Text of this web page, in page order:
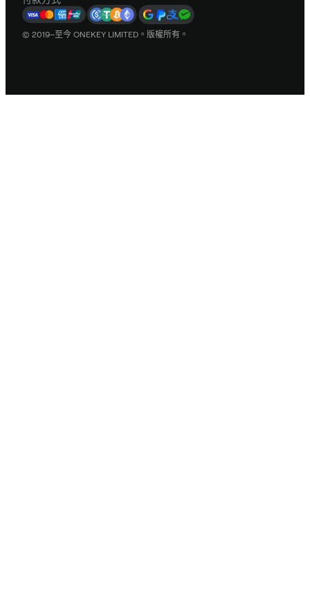
© 2019–至今 ONEKEY LIMITED。版權所有。